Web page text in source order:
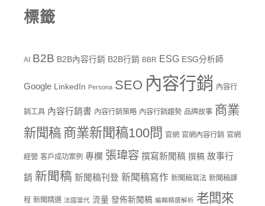
標籤
AI B2B B2B內容行銷 B2B行銷 BBR ESG ESG分析師
Google LinkedIn Persona SEO 內容行銷 內容行
銷工具 內容行銷書 內容行銷策略 內容行銷趨勢 品牌故事 商業
新聞稿 商業新聞稿100問 官網 官網內容行銷 官網
經營 客戶成功案例 專欄 張瑋容 撰寫新聞稿 撰稿 故事行
銷 新聞稿 新聞稿刊登 新聞稿寫作 新聞稿寫法 新聞稿課
程 新聞精選 法國當代 流量 發佈新聞稿 編輯精選解析 老闆來